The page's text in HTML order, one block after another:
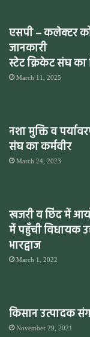
एसपी – कलेक्टर
जानकारी
स्टेट क्रिकेट संघ का
March 11, 2025
नशा मुक्ति व
संघ का कर्मवीर
March 24, 2023
खजरी व छिंद में
में पहुँची विधायक
भारद्वाज
March 1, 2022
किसान उत्पादक
November 29, 2021